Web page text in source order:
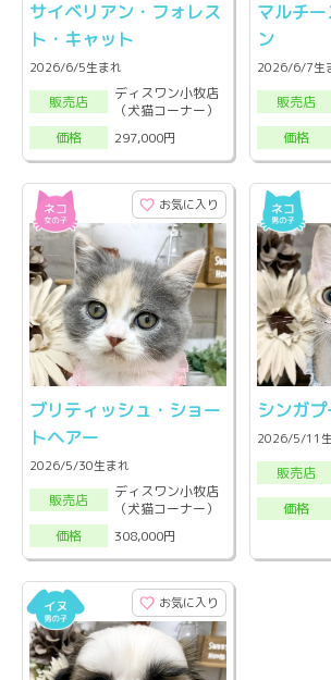
サイベリアン・フォレス
ト・キャット
2026/6/5生まれ
販売店
ディスワン小牧店
（犬猫コーナー）
価格
297,000円
マルチ
ン
2026/6/7生
販売店
価格
お気に入り
ブリティッシュ・ショー
トヘアー
2026/5/30生まれ
販売店
ディスワン小牧店
（犬猫コーナー）
価格
308,000円
シンガ
2026/5/11
販売店
価格
お気に入り